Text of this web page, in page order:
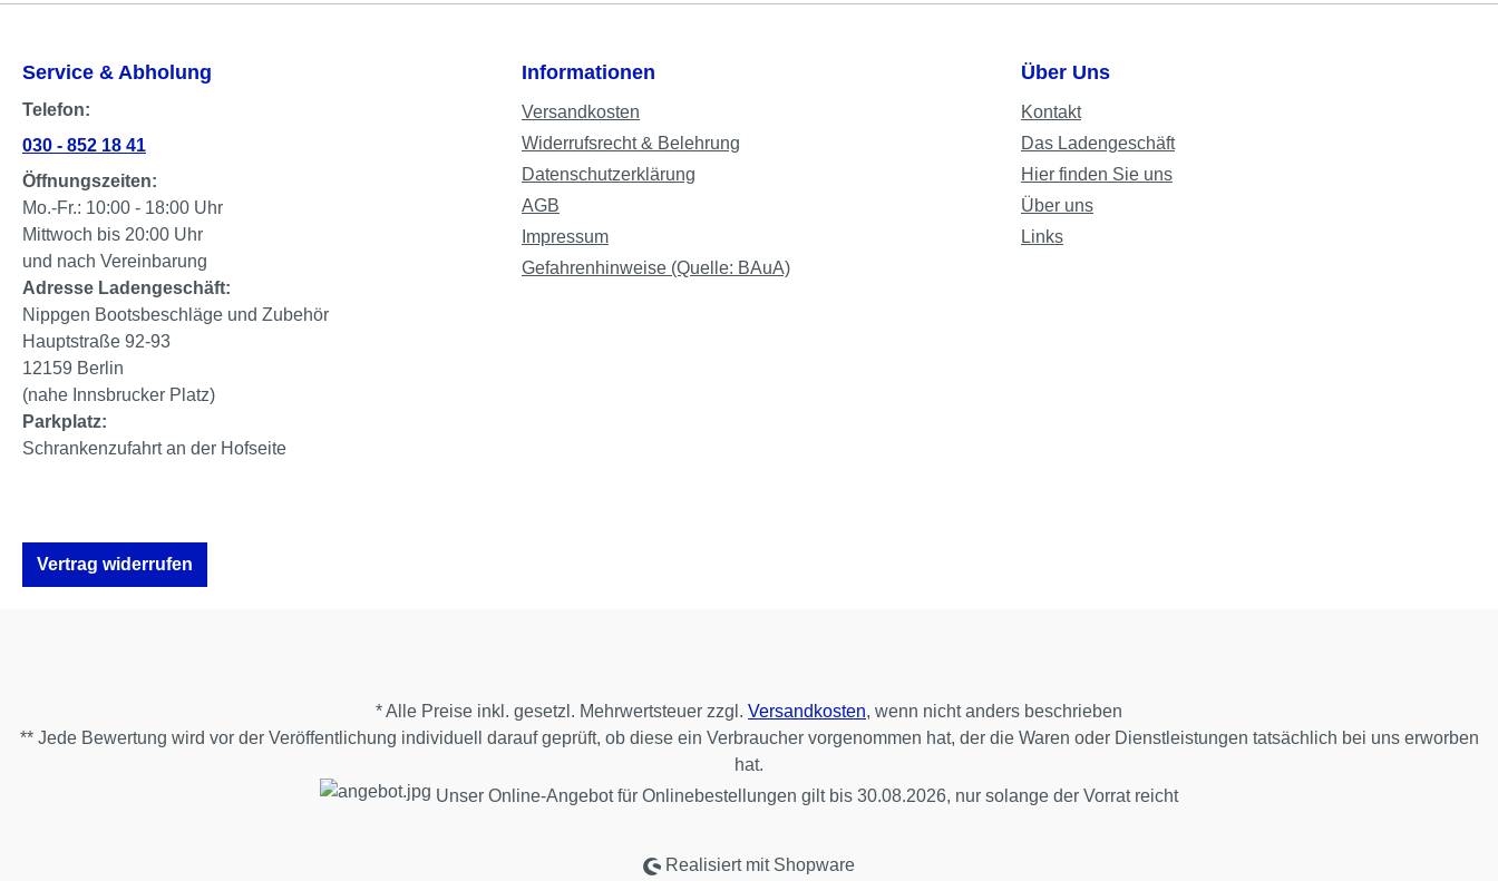
Service & Abholung
Telefon:
030 - 852 18 41
Öffnungszeiten:
Mo.-Fr.: 10:00 - 18:00 Uhr
Mittwoch bis 20:00 Uhr
und nach Vereinbarung
Adresse Ladengeschäft:
Nippgen Bootsbeschläge und Zubehör
Hauptstraße 92-93
12159 Berlin
(nahe Innsbrucker Platz)
Parkplatz:
Schrankenzufahrt an der Hofseite
Vertrag widerrufen
Informationen
Versandkosten
Widerrufsrecht & Belehrung
Datenschutzerklärung
AGB
Impressum
Gefahrenhinweise (Quelle: BAuA)
Über Uns
Kontakt
Das Ladengeschäft
Hier finden Sie uns
Über uns
Links
* Alle Preise inkl. gesetzl. Mehrwertsteuer zzgl. Versandkosten, wenn nicht anders beschrieben
** Jede Bewertung wird vor der Veröffentlichung individuell darauf geprüft, ob diese ein Verbraucher vorgenommen hat, der die Waren oder Dienstleistungen tatsächlich bei uns erworben
hat.
Unser Online-Angebot für Onlinebestellungen gilt bis 30.08.2026, nur solange der Vorrat reicht
Realisiert mit Shopware